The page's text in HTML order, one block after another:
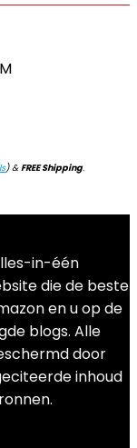
)&FREE Shipping.
in-één
die de beste
en u op de
blogs. Alle
door
inhoud